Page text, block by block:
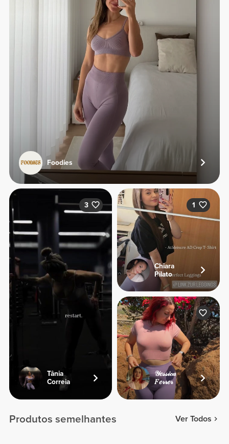
Foodies
3
Tânia
Correia
1
Chiara
Pilato
𝒴𝑒𝓈𝓈𝒾𝒸𝒶
𝐹𝑒𝓇𝓇𝑒𝓇
Produtos semelhantes Ver Todos